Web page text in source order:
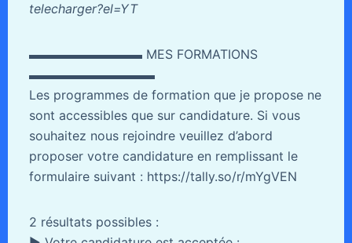
telecharger?el=YT
▬▬▬▬▬▬▬▬▬ MES FORMATIONS
▬▬▬▬▬▬▬▬▬▬
Les programmes de formation que je propose ne
sont accessibles que sur candidature. Si vous
souhaitez nous rejoindre veuillez d’abord
proposer votre candidature en remplissant le
formulaire suivant : https://tally.so/r/mYgVEN
2 résultats possibles :